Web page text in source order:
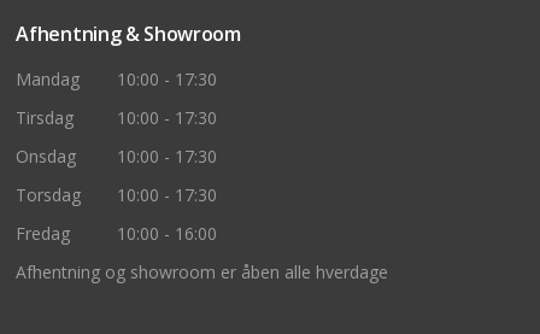
Afhentning & Showroom
Mandag
10:00 - 17:30
Tirsdag
10:00 - 17:30
Onsdag
10:00 - 17:30
Torsdag
10:00 - 17:30
Fredag
10:00 - 16:00
Afhentning og showroom er åben alle hverdage